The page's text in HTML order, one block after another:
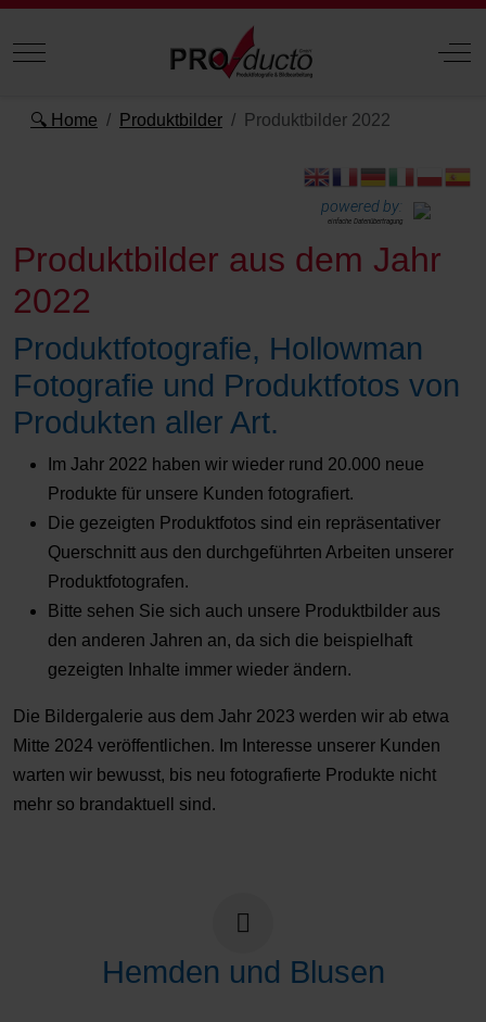
Mobile Menu Toggle Off-
🔍 Home Produktbilder Produktbilder 2022
powered by:
einfache Datenübertragung
Produktbilder aus dem Jahr
2022
Produktfotografie, Hollowman
Fotografie und Produktfotos von
Produkten aller Art.
Im Jahr 2022 haben wir wieder rund 20.000 neue
Produkte für unsere Kunden fotografiert.
Die gezeigten Produktfotos sind ein repräsentativer
Querschnitt aus den durchgeführten Arbeiten unserer
Produktfotografen.
Bitte sehen Sie sich auch unsere Produktbilder aus
den anderen Jahren an, da sich die beispielhaft
gezeigten Inhalte immer wieder ändern.
Die Bildergalerie aus dem Jahr 2023 werden wir ab etwa
Mitte 2024 veröffentlichen. Im Interesse unserer Kunden
warten wir bewusst, bis neu fotografierte Produkte nicht
mehr so brandaktuell sind.
Hemden und Blusen